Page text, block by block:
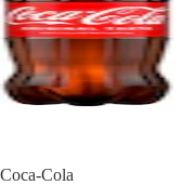
Coca-Cola